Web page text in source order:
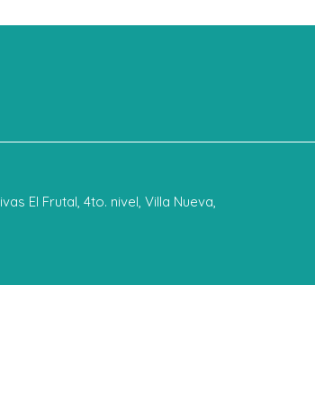
El Frutal, 4to. nivel, Villa Nueva,